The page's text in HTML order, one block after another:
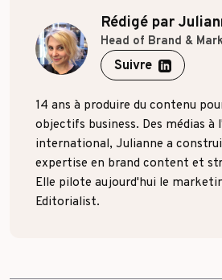
Rédigé par
Head of Brand &
Suivre
14 ans à produire du contenu
objectifs business. Des médias à
international, Julianne a
expertise en brand content et
Elle pilote aujourd'hui le
Editorialist.